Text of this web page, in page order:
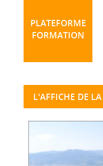
PLATEFORME
FORMATION
L'AFFICHE DE